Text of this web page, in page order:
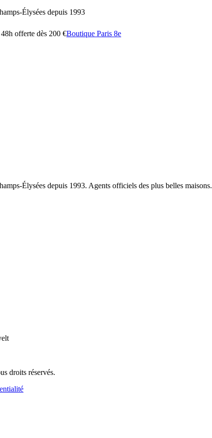
Élysées depuis 1993
offerte dès 200 €Boutique Paris 8e
Élysées depuis 1993. Agents officiels des plus belles maisons.
droits réservés.